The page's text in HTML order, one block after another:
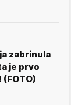
zabrinula
je prvo